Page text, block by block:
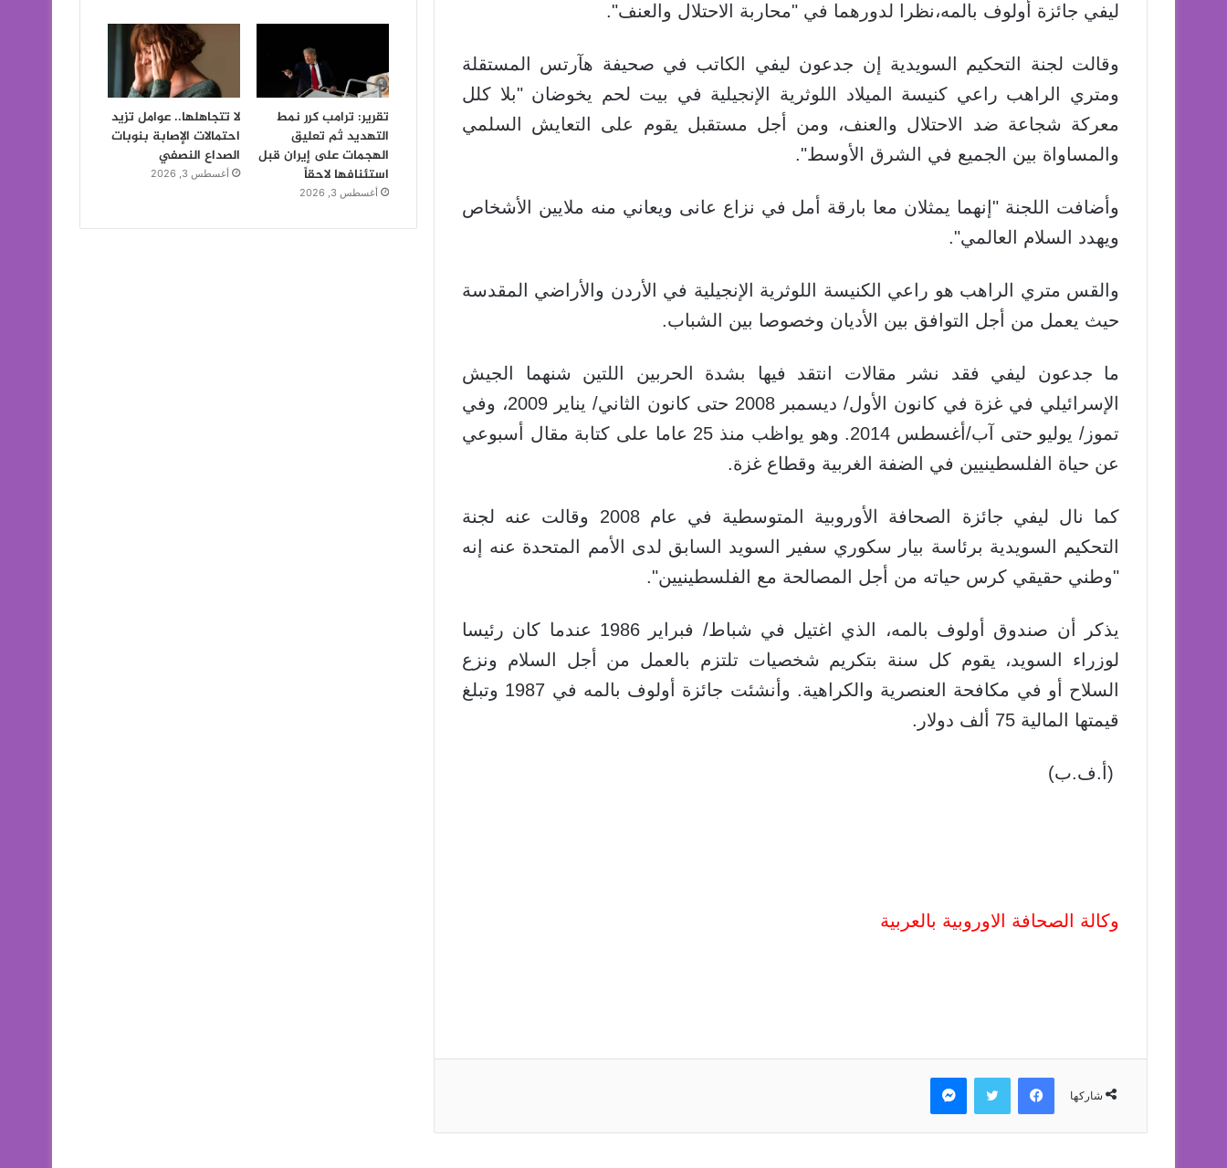
ليفي جائزة أولوف بالمه،نظرا لدورهما في "محاربة الاحتلال والعنف".
وقالت لجنة التحكيم السويدية إن جدعون ليفي الكاتب في صحيفة هآرتس المستقلة
ومتري الراهب راعي كنيسة الميلاد اللوثرية الإنجيلية في بيت لحم يخوضان "بلا كلل
معركة شجاعة ضد الاحتلال والعنف، ومن أجل مستقبل يقوم على التعايش السلمي
والمساواة بين الجميع في الشرق الأوسط".
وأضافت اللجنة "إنهما يمثلان معا بارقة أمل في نزاع عانى ويعاني منه ملايين الأشخاص
ويهدد السلام العالمي".
والقس متري الراهب هو راعي الكنيسة اللوثرية الإنجيلية في الأردن والأراضي المقدسة
حيث يعمل من أجل التوافق بين الأديان وخصوصا بين الشباب.
ما جدعون ليفي فقد نشر مقالات انتقد فيها بشدة الحربين اللتين شنهما الجيش
الإسرائيلي في غزة في كانون الأول/ ديسمبر 2008 حتى كانون الثاني/ يناير 2009، وفي
تموز/ يوليو حتى آب/أغسطس 2014. وهو يواظب منذ 25 عاما على كتابة مقال أسبوعي
عن حياة الفلسطينيين في الضفة الغربية وقطاع غزة.
كما نال ليفي جائزة الصحافة الأوروبية المتوسطية في عام 2008 وقالت عنه لجنة
التحكيم السويدية برئاسة بيار سكوري سفير السويد السابق لدى الأمم المتحدة عنه إنه
"وطني حقيقي كرس حياته من أجل المصالحة مع الفلسطينيين".
يذكر أن صندوق أولوف بالمه، الذي اغتيل في شباط/ فبراير 1986 عندما كان رئيسا
لوزراء السويد، يقوم كل سنة بتكريم شخصيات تلتزم بالعمل من أجل السلام ونزع
السلاح أو في مكافحة العنصرية والكراهية. وأنشئت جائزة أولوف بالمه في 1987 وتبلغ
قيمتها المالية 75 ألف دولار.
(أ.ف.ب)
وكالة الصحافة الاوروبية بالعربية
شاركها
فيسبوك تويتر ماسنجر
تقرير: ترامب كرر نمط
التهديد ثم تعليق
الهجمات على إيران قبل
استئنافها لاحقاً
أغسطس 3, 2026
لا تتجاهلها.. عوامل تزيد
احتمالات الإصابة بنوبات
الصداع النصفي
أغسطس 3, 2026